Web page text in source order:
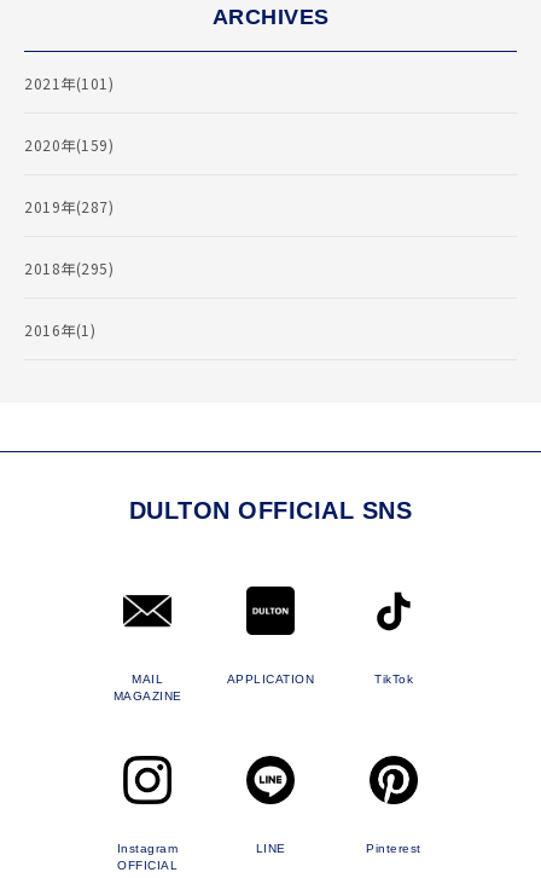
ARCHIVES
2021年(101)
2020年(159)
2019年(287)
2018年(295)
2016年(1)
DULTON OFFICIAL SNS
MAIL
MAGAZINE
APPLICATION TikTok
Instagram
OFFICIAL
LINE Pinterest